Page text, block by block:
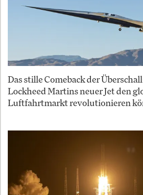
Das stille Comeback der
Lockheed Martins neuer Jet den
Luftfahrtmarkt revolutionieren